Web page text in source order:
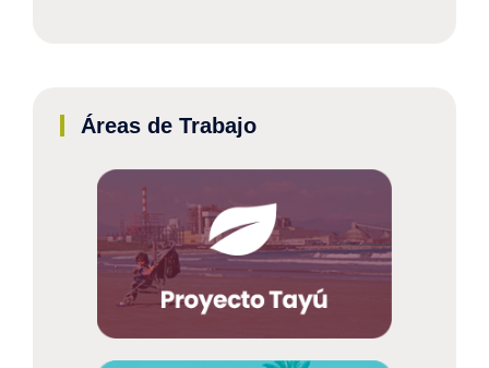
Áreas de Trabajo